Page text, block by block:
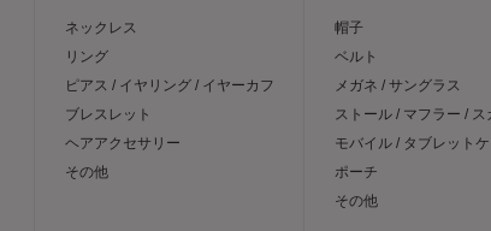
ネックレス
リング
ピアス / イヤリング / イヤーカフ
ブレスレット
ヘアアクセサリー
その他
帽子
ベルト
メガネ / サングラス
ストール / マフラー / ス
モバイル / タブレット
ポーチ
その他